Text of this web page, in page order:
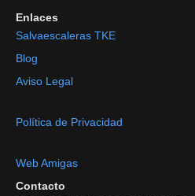
Enlaces
Salvaescaleras TKE
Blog
Aviso Legal
Política de Privacidad
Web Amigas
Contacto